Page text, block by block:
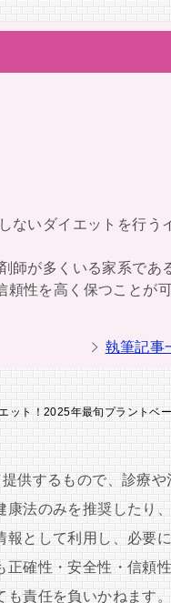
ないダイエットを行う
師が多くいる家系であ
頼性を高く保つことが
執筆記事
ット！2025年最旬プラントベ
供するもので、診療や
康法のみを推奨したり
報として利用し、必要
正確性・安全性・信頼
も責任を負いかねます